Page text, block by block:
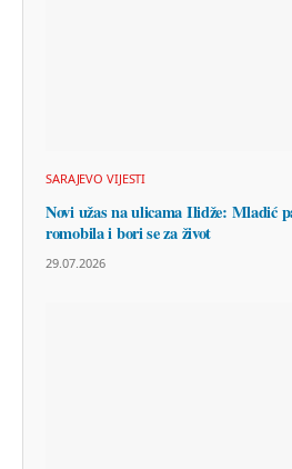
SARAJEVO VIJESTI
Novi užas na ulicama Ilidže: Mladić
romobila i bori se za život
29.07.2026